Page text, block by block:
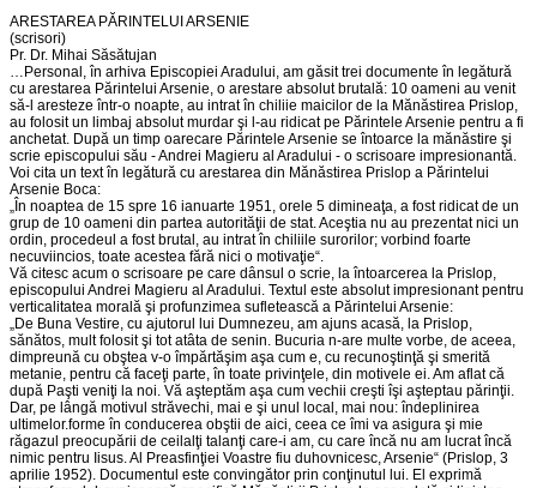
ARESTAREA PĂRINTELUI ARSENIE
(scrisori)
Pr. Dr. Mihai Săsătujan
…Personal, în arhiva Episcopiei Aradului, am găsit trei documente în legătură
cu arestarea Părintelui Arsenie, o arestare absolut brutală: 10 oameni au venit
să-l aresteze într-o noapte, au intrat în chiliie maicilor de la Mănăstirea Prislop,
au folosit un limbaj absolut murdar şi l-au ridicat pe Părintele Arsenie pentru a fi
anchetat. După un timp oarecare Părintele Arsenie se întoarce la mănăstire şi
scrie episcopului său - Andrei Magieru al Aradului - o scrisoare impresionantă.
Voi cita un text în legătură cu arestarea din Mănăstirea Prislop a Părintelui
Arsenie Boca:
„În noaptea de 15 spre 16 ianuarte 1951, orele 5 dimineaţa, a fost ridicat de un
grup de 10 oameni din partea autorităţii de stat. Aceştia nu au prezentat nici un
ordin, procedeul a fost brutal, au intrat în chiliile surorilor; vorbind foarte
necuviincios, toate acestea fără nici o motivaţie“.
Vă citesc acum o scrisoare pe care dânsul o scrie, la întoarcerea la Prislop,
episcopului Andrei Magieru al Aradului. Textul este absolut impresionant pentru
verticalitatea morală şi profunzimea sufletească a Părintelui Arsenie:
„De Buna Vestire, cu ajutorul lui Dumnezeu, am ajuns acasă, la Prislop,
sănătos, mult folosit şi tot atâta de senin. Bucuria n-are multe vorbe, de aceea,
dimpreună cu obştea v-o împărtăşim aşa cum e, cu recunoştinţă şi smerită
metanie, pentru că faceţi parte, în toate privinţele, din motivele ei. Am aflat că
după Paşti veniţi la noi. Vă aşteptăm aşa cum vechii creşti îşi aşteptau părinţii.
Dar, pe lângă motivul străvechi, mai e şi unul local, mai nou: îndeplinirea
ultimelor.forme în conducerea obştii de aici, ceea ce îmi va asigura şi mie
răgazul preocupării de ceilalţi talanţi care-i am, cu care încă nu am lucrat încă
nimic pentru Iisus. Al Preasfinţiei Voastre fiu duhovnicesc, Arsenie“ (Prislop, 3
aprilie 1952). Documentul este convingător prin conţinutul lui. El exprimă